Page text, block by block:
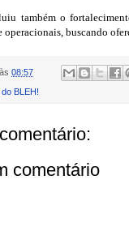
também o
operacionais, buscando
às 08:57
do BLEH!
comentário